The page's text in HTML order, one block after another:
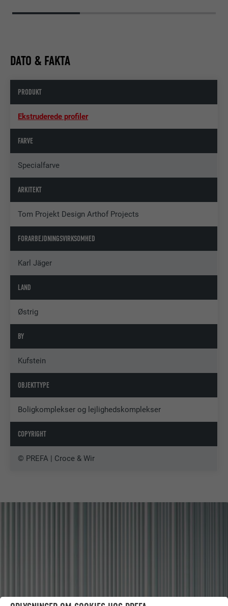
DATO & FAKTA
PRODUKT
Ekstruderede profiler
FARVE
Specialfarve
ARKITEKT
Tom Projekt Design Arthof Projects
FORARBEJDNINGSVIRKSOMHED
Karl Jäger
LAND
Østrig
BY
Kufstein
OBJEKTTYPE
Boligkomplekser og lejlighedskomplekser
COPYRIGHT
© PREFA | Croce & Wir